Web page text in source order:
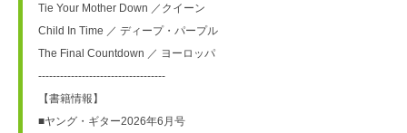
Tie Your Mother Down ／クイーン
Child In Time ／ ディープ・パープル
The Final Countdown ／ ヨーロッパ
-----------------------------------
【書籍情報】
■ヤング・ギター2026年6月号